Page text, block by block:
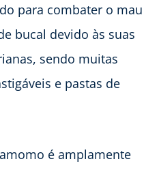
para combater o mau
bucal devido às suas
sendo muitas
e pastas de
é amplamente